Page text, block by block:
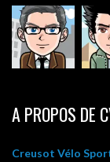
A PROPOS DE
Creusot Vélo